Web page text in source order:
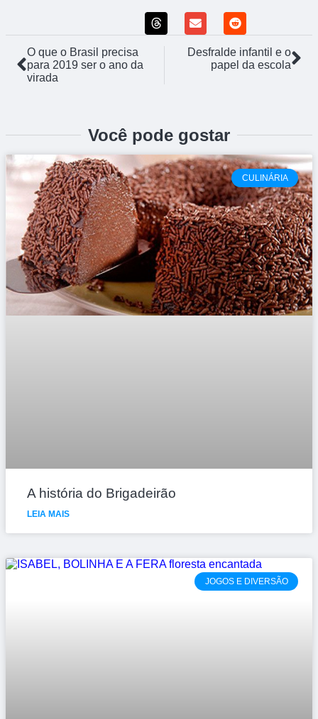
O que o Brasil precisa
para 2019 ser o ano da
virada
Desfralde infantil e o
papel da escola
Você pode gostar
CULINÁRIA
A história do Brigadeirão
LEIA MAIS
JOGOS E DIVERSÃO